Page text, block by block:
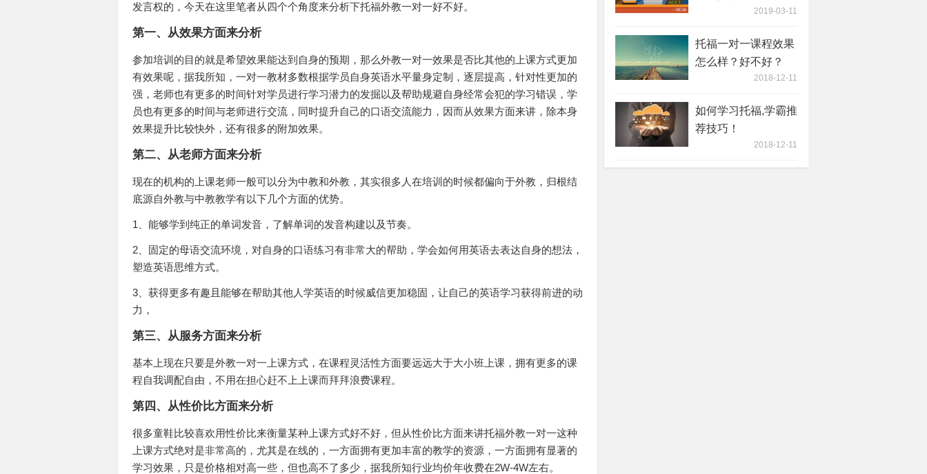
发言权的，今天在这里笔者从四个个角度来分析下托福外教一对一好不好。
第一、从效果方面来分析
参加培训的目的就是希望效果能达到自身的预期，那么外教一对一效果是否比其他的上课方式更加
有效果呢，据我所知，一对一教材多数根据学员自身英语水平量身定制，逐层提高，针对性更加的
强，老师也有更多的时间针对学员进行学习潜力的发掘以及帮助规避自身经常会犯的学习错误，学
员也有更多的时间与老师进行交流，同时提升自己的口语交流能力，因而从效果方面来讲，除本身
效果提升比较快外，还有很多的附加效果。
第二、从老师方面来分析
现在的机构的上课老师一般可以分为中教和外教，其实很多人在培训的时候都偏向于外教，归根结
底源自外教与中教教学有以下几个方面的优势。
1、能够学到纯正的单词发音，了解单词的发音构建以及节奏。
2、固定的母语交流环境，对自身的口语练习有非常大的帮助，学会如何用英语去表达自身的想法，
塑造英语思维方式。
3、获得更多有趣且能够在帮助其他人学英语的时候威信更加稳固，让自己的英语学习获得前进的动
力，
第三、从服务方面来分析
基本上现在只要是外教一对一上课方式，在课程灵活性方面要远远大于大小班上课，拥有更多的课
程自我调配自由，不用在担心赶不上上课而拜拜浪费课程。
第四、从性价比方面来分析
很多童鞋比较喜欢用性价比来衡量某种上课方式好不好，但从性价比方面来讲托福外教一对一这种
上课方式绝对是非常高的，尤其是在线的，一方面拥有更加丰富的教学的资源，一方面拥有显著的
学习效果，只是价格相对高一些，但也高不了多少，据我所知行业均价年收费在2W-4W左右。
2019-03-11
托福一对一课程效果
怎么样？好不好？
2018-12-11
如何学习托福,学霸推
荐技巧！
2018-12-11